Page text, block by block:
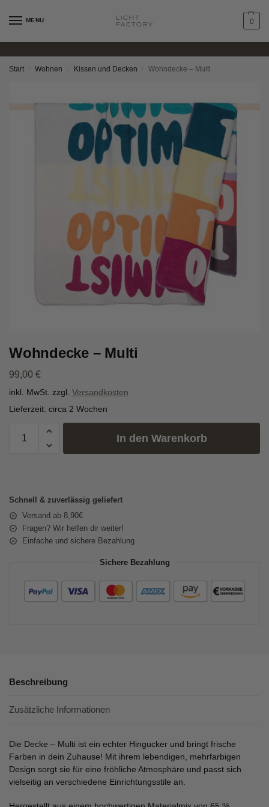
MENU 0
Start Wohnen Kissen und Decken Wohndecke – Multi
Wohndecke – Multi
99,00 €
inkl. MwSt. zzgl. Versandkosten
Lieferzeit: circa 2 Wochen
In den Warenkorb
Schnell & zuverlässig geliefert
Versand ab 8,90€
Fragen? Wir helfen dir weiter!
Einfache und sichere Bezahlung
Sichere Bezahlung
Beschreibung
Zusätzliche Informationen
Die Decke – Multi ist ein echter Hingucker und bringt frische
Farben in dein Zuhause! Mit ihrem lebendigen, mehrfarbigen
Design sorgt sie für eine fröhliche Atmosphäre und passt sich
vielseitig an verschiedene Einrichtungsstile an.